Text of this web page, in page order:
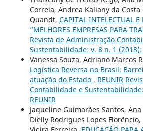
Correia, Andrea Kaliany da Costa
Quandt, CAPITAL INTELECTUAL
“MELHORES EMPRESAS PARA
Revista de Administração
Sustentabilidade: v. 8 n. 1 (2018):
Vanessa Souza, Adriano Marcos
Logística Reversa no Brasil:
atuação do Estado , REUNIR
Contabilidade e
REUNIR
Jaqueline Guimarães Santos,
Dielly Rodrigues Lopes